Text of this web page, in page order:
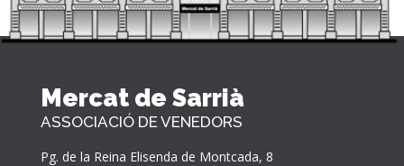
Mercat de Sarrià
ASSOCIACIÓ DE VENEDORS
Pg. de la Reina Elisenda de Montcada, 8